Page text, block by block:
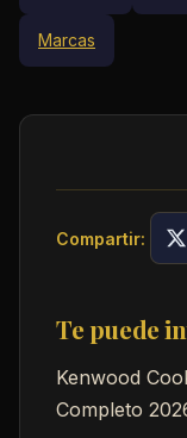
Marcas
Compartir:
Te puede
Kenwood
Completo